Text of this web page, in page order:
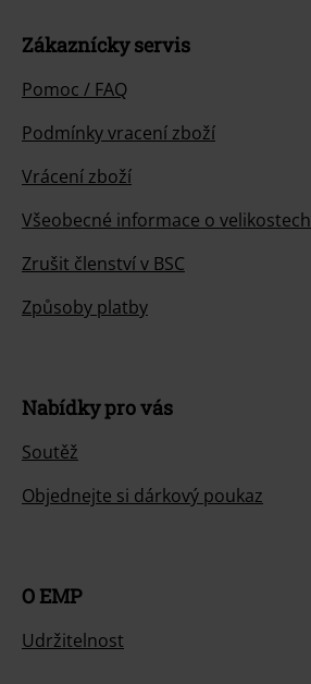
Zákaznícky servis
Pomoc / FAQ
Podmínky vracení zboží
Vrácení zboží
Všeobecné informace o velikostech
Zrušit členství v BSC
Způsoby platby
Nabídky pro vás
Soutěž
Objednejte si dárkový poukaz
O EMP
Udržitelnost